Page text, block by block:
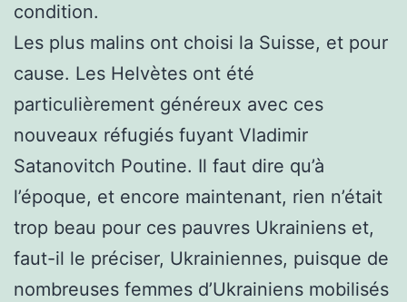
condition.
Les plus malins ont choisi la Suisse, et pour
cause. Les Helvètes ont été
particulièrement généreux avec ces
nouveaux réfugiés fuyant Vladimir
Satanovitch Poutine. Il faut dire qu’à
l’époque, et encore maintenant, rien n’était
trop beau pour ces pauvres Ukrainiens et,
faut-il le préciser, Ukrainiennes, puisque de
nombreuses femmes d’Ukrainiens mobilisés